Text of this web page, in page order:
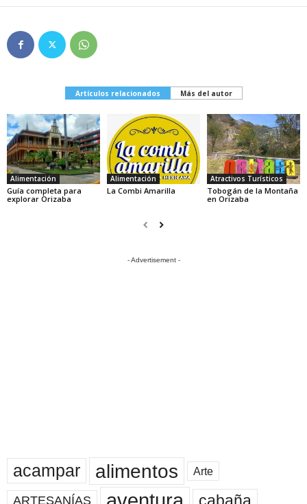
Artículos relacionados Más del autor
Alimentación
Guía completa para
explorar Orizaba
Alimentación
La Combi Amarilla
Atractivos Turísticos
Tobogán de la Montaña
en Orizaba
- Advertisement -
acampar alimentos Arte
ARTESANÍAS
cabaña